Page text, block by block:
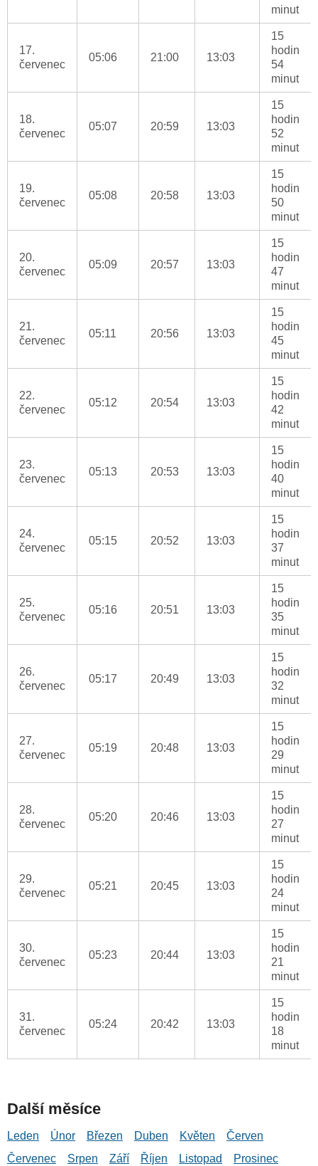
minut
17.
červenec
05:06 21:00 13:03
15
hodin
54
minut
18.
červenec
05:07 20:59 13:03
15
hodin
52
minut
19.
červenec
05:08 20:58 13:03
15
hodin
50
minut
20.
červenec
05:09 20:57 13:03
15
hodin
47
minut
21.
červenec
05:11 20:56 13:03
15
hodin
45
minut
22.
červenec
05:12 20:54 13:03
15
hodin
42
minut
23.
červenec
05:13 20:53 13:03
15
hodin
40
minut
24.
červenec
05:15 20:52 13:03
15
hodin
37
minut
25.
červenec
05:16 20:51 13:03
15
hodin
35
minut
26.
červenec
05:17 20:49 13:03
15
hodin
32
minut
27.
červenec
05:19 20:48 13:03
15
hodin
29
minut
28.
červenec
05:20 20:46 13:03
15
hodin
27
minut
29.
červenec
05:21 20:45 13:03
15
hodin
24
minut
30.
červenec
05:23 20:44 13:03
15
hodin
21
minut
31.
červenec
05:24 20:42 13:03
15
hodin
18
minut
Další měsíce
Leden Únor Březen Duben Květen
Červen
Červenec
Srpen Září Říjen Listopad Prosinec